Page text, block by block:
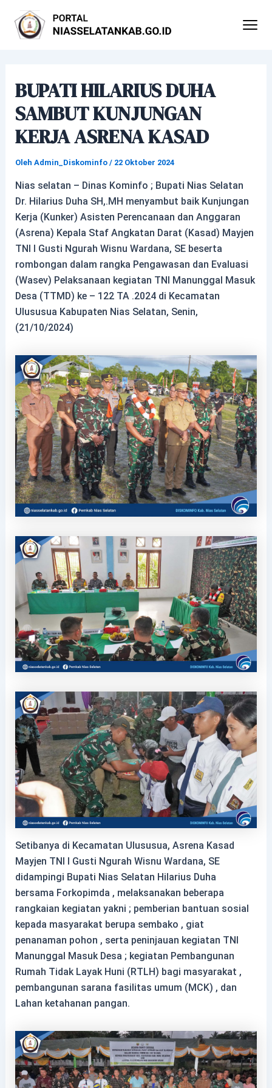
konten
BUPATI HILARIUS DUHA
SAMBUT KUNJUNGAN
KERJA ASRENA KASAD
Oleh Admin_Diskominfo / 22 Oktober 2024
Nias selatan – Dinas Kominfo ; Bupati Nias Selatan
Dr. Hilarius Duha SH,.MH menyambut baik Kunjungan
Kerja (Kunker) Asisten Perencanaan dan Anggaran
(Asrena) Kepala Staf Angkatan Darat (Kasad) Mayjen
TNI I Gusti Ngurah Wisnu Wardana, SE beserta
rombongan dalam rangka Pengawasan dan Evaluasi
(Wasev) Pelaksanaan kegiatan TNI Manunggal Masuk
Desa (TTMD) ke – 122 TA .2024 di Kecamatan
Ulususua Kabupaten Nias Selatan, Senin,
(21/10/2024)
Setibanya di Kecamatan Ulususua, Asrena Kasad
Mayjen TNI I Gusti Ngurah Wisnu Wardana, SE
didampingi Bupati Nias Selatan Hilarius Duha
bersama Forkopimda , melaksanakan beberapa
rangkaian kegiatan yakni ; pemberian bantuan sosial
kepada masyarakat berupa sembako , giat
penanaman pohon , serta peninjauan kegiatan TNI
Manunggal Masuk Desa ; kegiatan Pembangunan
Rumah Tidak Layak Huni (RTLH) bagi masyarakat ,
pembangunan sarana fasilitas umum (MCK) , dan
Lahan ketahanan pangan.
navigation